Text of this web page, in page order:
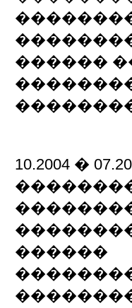
������
10.2004 �
������